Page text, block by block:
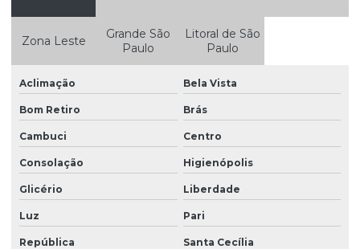
Zona Leste
Grande São
Paulo
Litoral de São
Paulo
Aclimação Bela Vista
Bom Retiro Brás
Cambuci Centro
Consolação Higienópolis
Glicério Liberdade
Luz Pari
República Santa Cecília